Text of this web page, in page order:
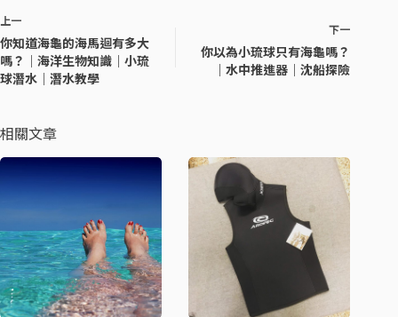
b
o
k
上一
你知道海龜的海馬迴有多大
嗎？｜海洋生物知識｜小琉
球潛水｜潛水教學
下一
你以為小琉球只有海龜嗎？
｜水中推進器｜沈船探險
相關文章